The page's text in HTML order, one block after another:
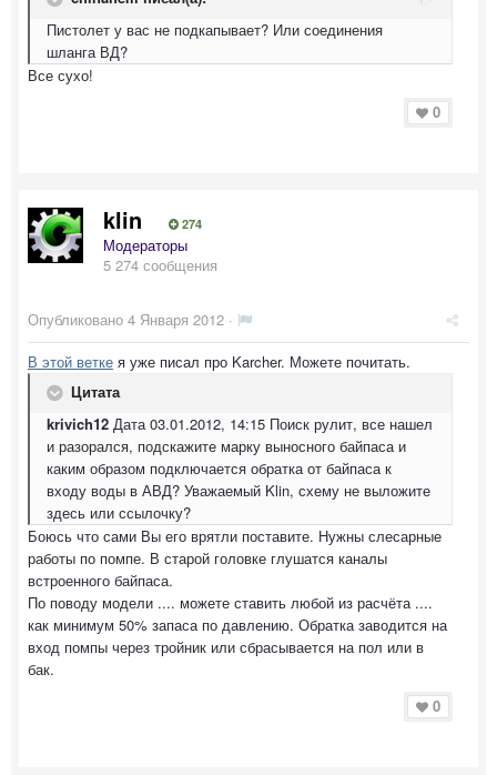
Пистолет у вас не подкапывает? Или соединения
шланга ВД?
Все сухо!
0
klin 274
Модераторы
5 274 сообщения
Опубликовано 4 Января 2012 ·
В этой ветке я уже писал про Karcher. Можете почитать.
Цитата
krivich12 Дата 03.01.2012, 14:15 Поиск рулит, все нашел
и разорался, подскажите марку выносного байпаса и
каким образом подключается обратка от байпаса к
входу воды в АВД? Уважаемый Klin, схему не выложите
здесь или ссылочку?
Боюсь что сами Вы его врятли поставите. Нужны слесарные
работы по помпе. В старой головке глушатся каналы
встроенного байпаса.
По поводу модели .... можете ставить любой из расчёта ....
как минимум 50% запаса по давлению. Обратка заводится на
вход помпы через тройник или сбрасывается на пол или в
бак.
0